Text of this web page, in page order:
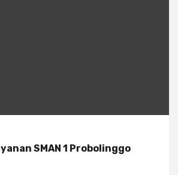
SMAN 1 Probolinggo